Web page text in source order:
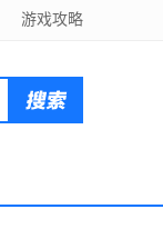
游戏攻略